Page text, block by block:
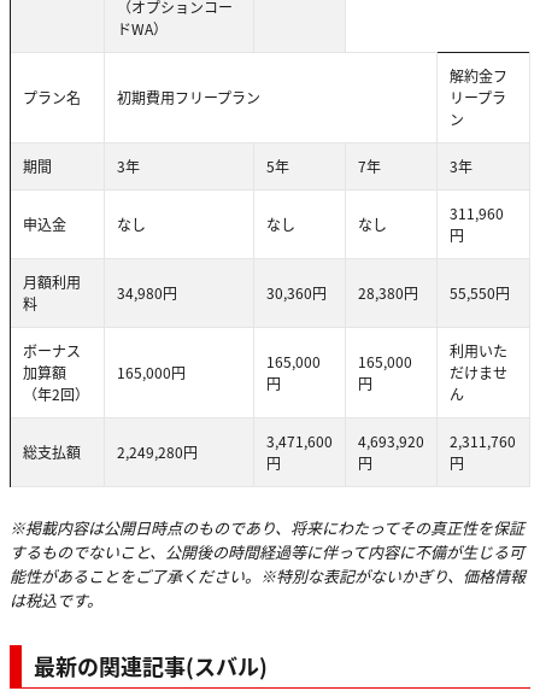
（オプションコー
ドWA）
プラン名 初期費用フリープラン
解約金フ
リープラ
ン
期間 3年 5年 7年 3年
申込金 なし なし なし
311,960
円
月額利用
料
34,980円 30,360円 28,380円 55,550円
ボーナス
加算額
（年2回）
165,000円
165,000
円
165,000
円
利用いた
だけませ
ん
総支払額 2,249,280円
3,471,600
円
4,693,920
円
2,311,760
円
※掲載内容は公開日時点のものであり、将来にわたってその真正性を保証
するものでないこと、公開後の時間経過等に伴って内容に不備が生じる可
能性があることをご了承ください。※特別な表記がないかぎり、価格情報
は税込です。
最新の関連記事(スバル)